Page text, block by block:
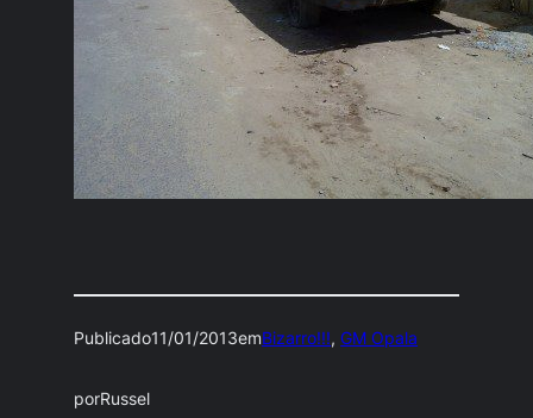
Publicado11/01/2013emBizarro!!!, GM Opala
porRussel